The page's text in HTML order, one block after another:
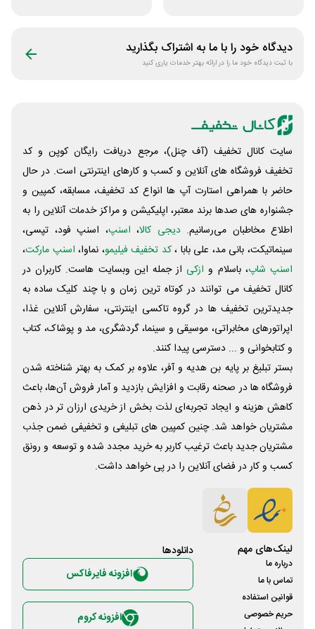
دیدگاه خود را با ما به اشتراک بگذارید
با ثبت دیدگاه خود ما را در ارائه بهتر خدمات یاری کنید
سایت کانال تخفیف (آف چنل)، مرجع دریافت رایگان کوپن و کد
تخفیف فروشگاه های آنلاین و کسب و‌ کارهای اینترنتی است. در حال
حاضر با همراهی استارت آپ ها انواع کد تخفیف، مسابقه، کمپین و
جشنواره های صدها برند معتبر، اپلیکیشن و مراکز خدمات آنلاین را به
اطلاع مخاطبان می‌رسانیم. دیجی کالا، اسنپ، اسنپ فود، تپسی،
سینماتیکت، بانی مد، علی‌ بابا ،کد تخفیف فیلیمو، نماوا، اسنپ مارکت،
اسنپ شاپ، باسلام و ازکی از جمله این وبسایت ‌هاست. کاربران در
کانال تخفیف می توانند در کوتاه ترین زمان و با چند کلیک ساده به
جدیدترین تخفیف ها در گروه تاکسی اینترنتی، سفارش آنلاین غذا،
اپراتورهای مخابراتی، موسیقی و سینما، گردشگری، مد و پوشاک، کتاب
و کتابخوانی و ... دسترسی پیدا کنند.
بستر تبلیغ بر پایه بن هدیه و آفر، علاوه بر کمک به بهتر شناخته شدن
فروشگاه ها در صحنه رقابت و افزایش بازدید و آمار فروش آن‌ها، باعث
کاهش هزینه و ایجاد تجربه‌ای لذت بخش از خریدی ارزان تر در ذهن
مشتریان خواهد شد. چنین کمپین های تبلیغی و تخفیفی ضمن جذب
مشتریان جدید باعث ترغیب کاربر به خرید مجدد شده و توسعه و رونق
کسب و کار در فضای آنلاین را در پی خواهد داشت.
لینک‌های مهم
درباره ما
تماس با ما
قوانین استفاده
حریم خصوصی
دانلود‌ها
افزونه فایرفاکس
افزونه کروم